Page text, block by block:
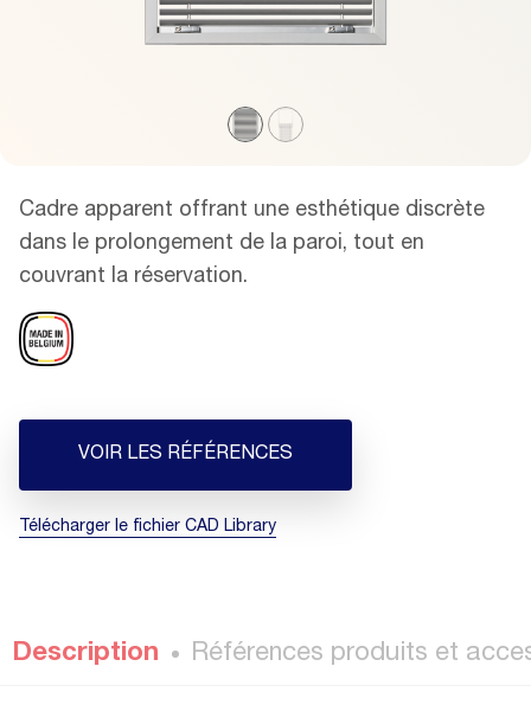
Cadre apparent offrant une esthétique discrète
dans le prolongement de la paroi, tout en
couvrant la réservation.
VOIR LES RÉFÉRENCES
Télécharger le fichier CAD Library
Description Références produits et